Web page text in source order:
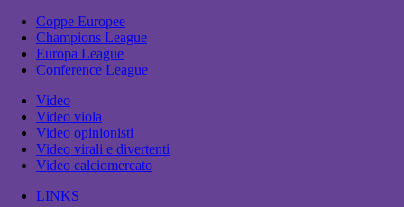
Coppe Europee
Champions League
Europa League
Conference League
Video
Video viola
Video opinionisti
Video virali e divertenti
Video calciomercato
LINKS